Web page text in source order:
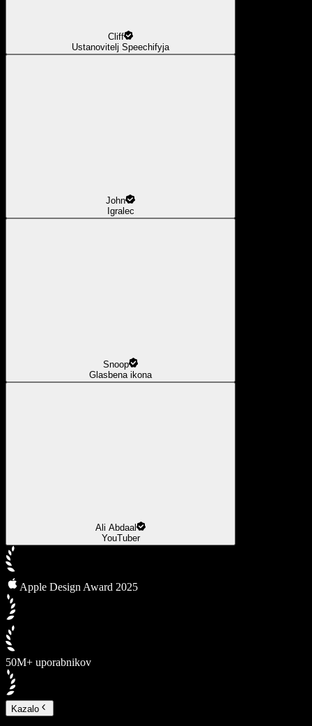
Cliff
Ustanovitelj Speechifyja
John
Igralec
Snoop
Glasbena ikona
Ali Abdaal
YouTuber
Apple Design Award 2025
50M+ uporabnikov
Kazalo